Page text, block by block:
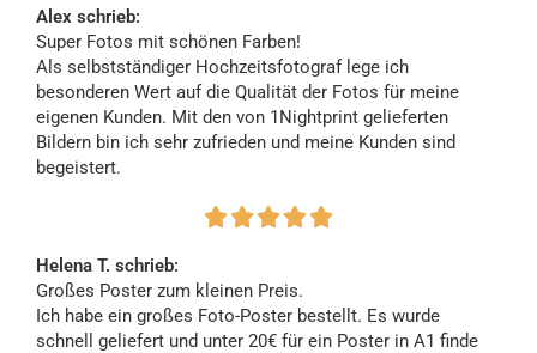
Alex schrieb:
Super Fotos mit schönen Farben!
Als selbstständiger Hochzeitsfotograf lege ich
besonderen Wert auf die Qualität der Fotos für meine
eigenen Kunden. Mit den von 1Nightprint gelieferten
Bildern bin ich sehr zufrieden und meine Kunden sind
begeistert.
    
Helena T. schrieb:
Großes Poster zum kleinen Preis.
Ich habe ein großes Foto-Poster bestellt. Es wurde
schnell geliefert und unter 20€ für ein Poster in A1 finde